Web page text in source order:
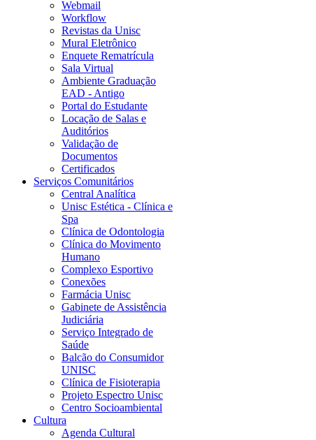
Webmail
Workflow
Revistas da Unisc
Mural Eletrônico
Enquete Rematrícula
Sala Virtual
Ambiente Graduação
EAD - Antigo
Portal do Estudante
Locação de Salas e
Auditórios
Validação de
Documentos
Certificados
Serviços Comunitários
Central Analítica
Unisc Estética - Clínica e
Spa
Clínica de Odontologia
Clínica do Movimento
Humano
Complexo Esportivo
Conexões
Farmácia Unisc
Gabinete de Assistência
Judiciária
Serviço Integrado de
Saúde
Balcão do Consumidor
UNISC
Clínica de Fisioterapia
Projeto Espectro Unisc
Centro Socioambiental
Cultura
Agenda Cultural